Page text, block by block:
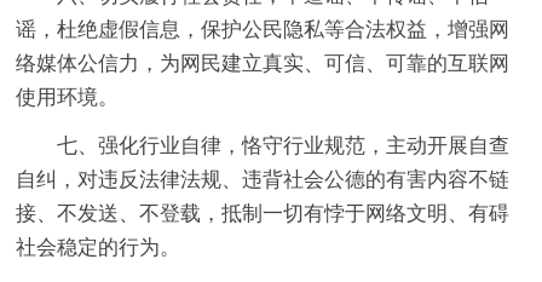
谣，杜绝虚假信息，保护公民隐私等合法权益，增强网
络媒体公信力，为网民建立真实、可信、可靠的互联网
使用环境。
七、强化行业自律，恪守行业规范，主动开展自查
自纠，对违反法律法规、违背社会公德的有害内容不链
接、不发送、不登载，抵制一切有悖于网络文明、有碍
社会稳定的行为。